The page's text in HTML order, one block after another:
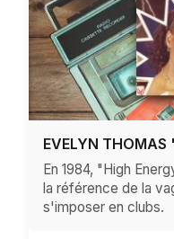
EVELYN THOMAS
En 1984, "High
la référence de la
s'imposer en clubs.